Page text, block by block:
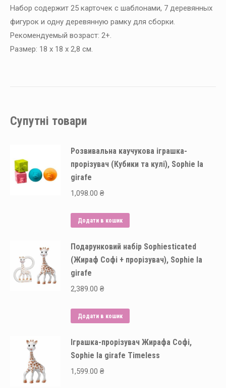
Набор содержит 25 карточек с шаблонами, 7 деревянных
фигурок и одну деревянную рамку для сборки.
Рекомендуемый возраст: 2+.
Размер: 18 х 18 х 2,8 см.
Супутні товари
Розвивальна каучукова іграшка-
прорізувач (Кубики та кулі), Sophie la
girafe
1,098.00 ₴
Додати в кошик
Подарунковий набір Sophiesticated
(Жираф Софі + прорізувач), Sophie la
girafe
2,389.00 ₴
Додати в кошик
Іграшка-прорізувач Жирафа Софі,
Sophie la girafe Timeless
1,599.00 ₴